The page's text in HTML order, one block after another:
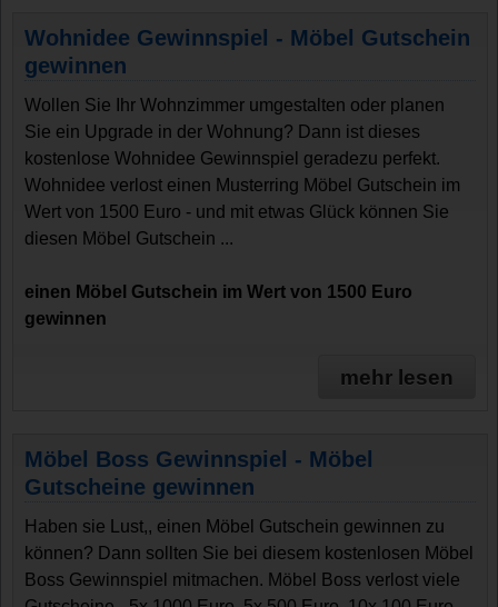
Wohnidee Gewinnspiel - Möbel Gutschein
gewinnen
Wollen Sie Ihr Wohnzimmer umgestalten oder planen
Sie ein Upgrade in der Wohnung? Dann ist dieses
kostenlose Wohnidee Gewinnspiel geradezu perfekt.
Wohnidee verlost einen Musterring Möbel Gutschein im
Wert von 1500 Euro - und mit etwas Glück können Sie
diesen Möbel Gutschein ...
einen Möbel Gutschein im Wert von 1500 Euro
gewinnen
mehr lesen
Möbel Boss Gewinnspiel - Möbel
Gutscheine gewinnen
Haben sie Lust,, einen Möbel Gutschein gewinnen zu
können? Dann sollten Sie bei diesem kostenlosen Möbel
Boss Gewinnspiel mitmachen. Möbel Boss verlost viele